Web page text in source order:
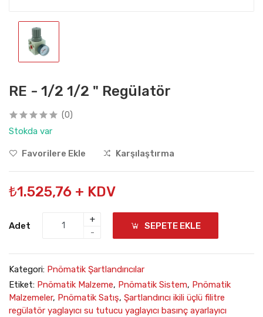
RE - 1/2 1/2 " Regülatör
(0)
Stokda var
Favorilere Ekle Karşılaştırma
₺1.525,76 + KDV
Adet
+
-
SEPETE EKLE
Kategori: Pnömatik Şartlandırıcılar
Etiket: Pnömatik Malzeme, Pnömatik Sistem, Pnömatik
Malzemeler, Pnömatik Satış, Şartlandırıcı ikili üçlü filitre
regülatör yaglayıcı su tutucu yaglayıcı basınç ayarlayıcı